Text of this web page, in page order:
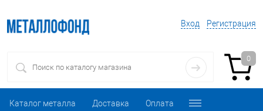
Вход Регистрация
0
Каталог металла Доставка Оплата